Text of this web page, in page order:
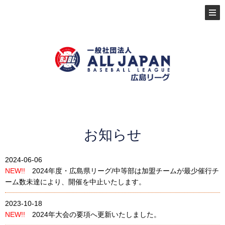
お知らせ
2024-06-06
NEW!! 2024年度・広島県リーグ/中等部は加盟チームが最少催行チ
ーム数未達により、開催を中止いたします。
2023-10-18
NEW!! 2024年大会の要項へ更新いたしました。